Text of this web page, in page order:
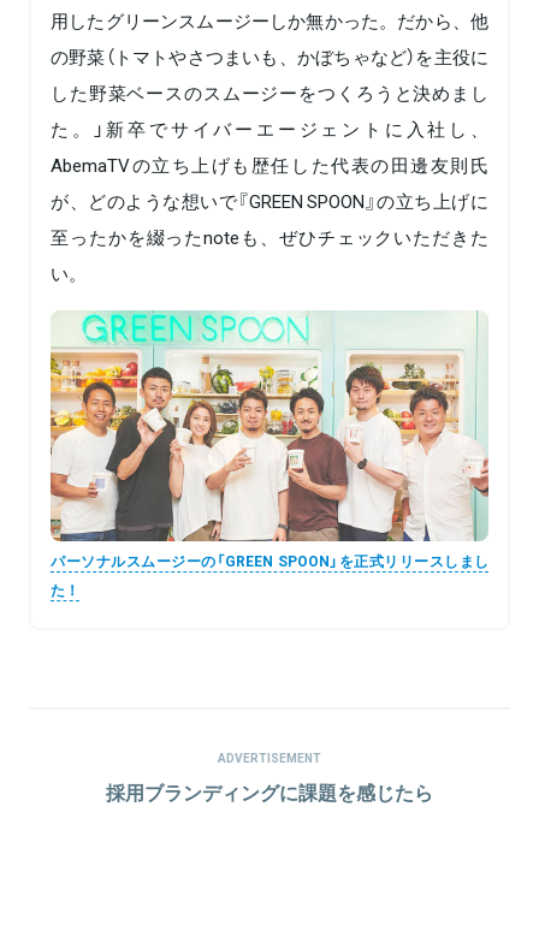
用したグリーンスムージーしか無かった。だから、他
の野菜（トマトやさつまいも、かぼちゃなど）を主役に
した野菜ベースのスムージーをつくろうと決めまし
た。」新卒でサイバーエージェントに入社し、
AbemaTVの立ち上げも歴任した代表の田邊友則氏
が、どのような想いで『GREEN SPOON』の立ち上げに
至ったかを綴ったnoteも、ぜひチェックいただきた
い。
パーソナルスムージーの「GREEN SPOON」を正式リリースしまし
た！
ADVERTISEMENT
採用ブランディングに課題を感じたら